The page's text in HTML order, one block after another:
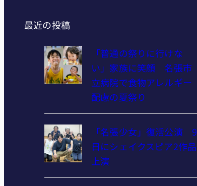
最近の投稿
「普通の祭りに行けな
い」家族に笑顔 名張市
立病院で食物アレルギー
配慮の夏祭り
「名張少女」復活公演 9
日にシェイクスピア2作品
上演